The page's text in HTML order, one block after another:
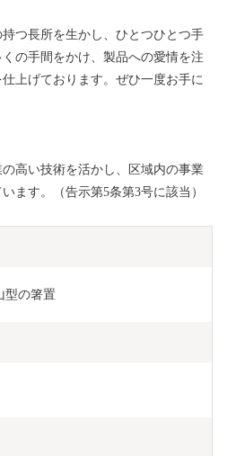
つ長所を生かし、ひとつひとつ手
の手間をかけ、製品への愛情を注
上げております。ぜひ一度お手に
高い技術を活かし、区域内の事業
ます。（告示第5条第3号に該当）
型の箸置